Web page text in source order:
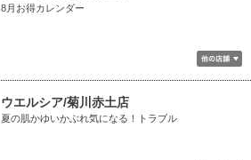
8月お得カレンダー
ウエルシア/菊川赤土店
夏の肌かゆいかぶれ気になる！トラブル